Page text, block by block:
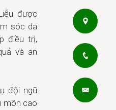
được
sóc da
điều trị,
và an
đội ngũ
môn cao